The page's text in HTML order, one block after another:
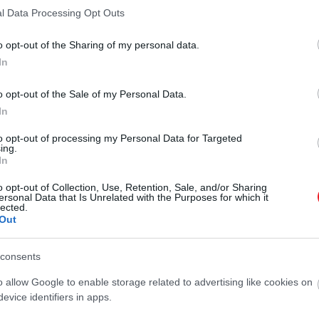
Data Processing Opt Outs
opt-out of the Sharing of my personal data.
opt-out of the Sale of my Personal Data.
opt-out of processing my Personal Data for Targeted
opt-out of Collection, Use, Retention, Sale, and/or Sharing
Data that Is Unrelated with the Purposes for which it
allow Google to enable storage related to advertising like cookies on
identifiers in apps.
beutazhatnak Izraelbe előzetes és
iskolások tesztelését is.
beutazhatnak az egyik
HAMU ÉS GYÉMÁNT